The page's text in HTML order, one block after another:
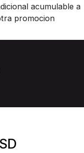
acumulable a
promocion